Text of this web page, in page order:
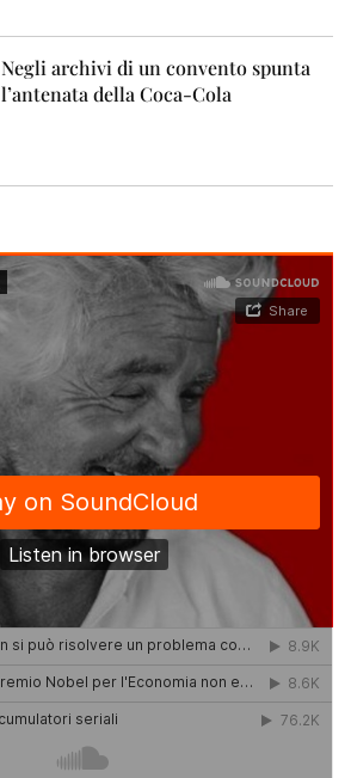
Negli archivi di un convento spunta
l’antenata della Coca-Cola